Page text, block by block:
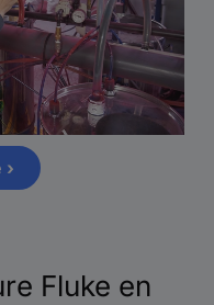
Fluke en